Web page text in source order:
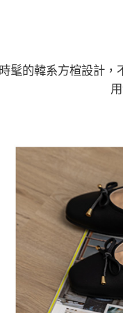
髦的韓系方楦設計，